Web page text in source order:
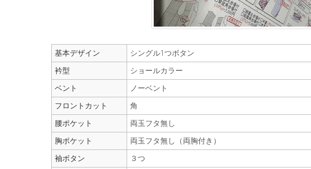
基本デザイン
シングル1つボタン
衿型
ショールカラー
ベント
ノーベント
フロントカット
角
腰ポケット
両玉フタ無し
胸ポケット
両玉フタ無し（両胸付き）
袖ボタン
３つ